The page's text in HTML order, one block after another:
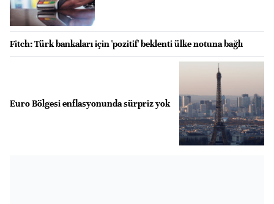
Fitch: Türk bankaları için 'pozitif' beklenti ülke notuna bağlı
Euro Bölgesi enflasyonunda sürpriz yok